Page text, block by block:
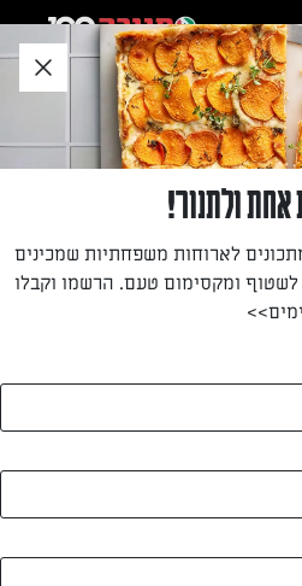
רומי גן
ולתנור!
לארוחות משפחתיות שמכינים
ומקסימום טעם. הרשמו וקבלו